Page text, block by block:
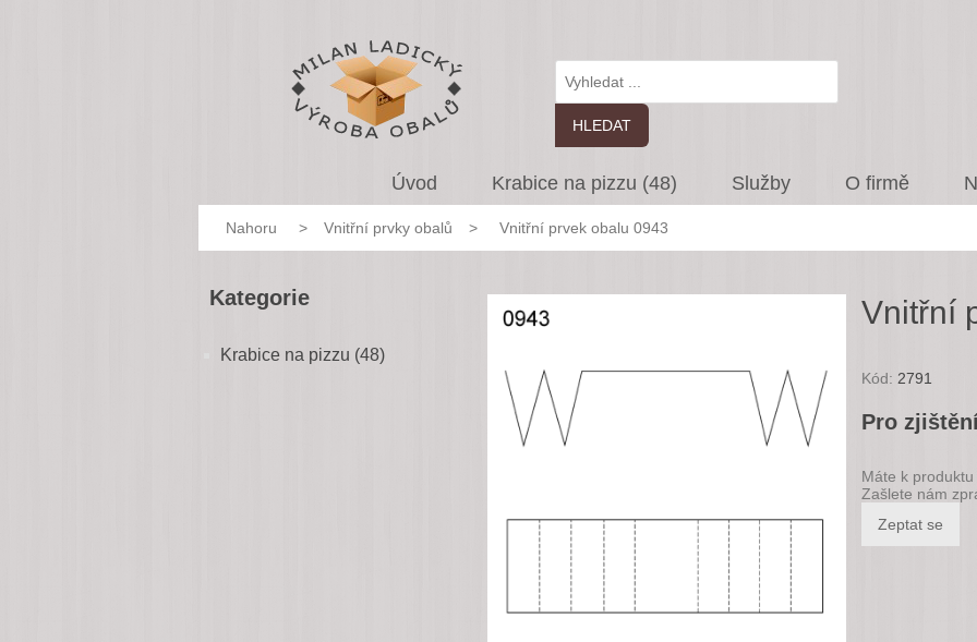
Úvod Krabice na pizzu (48) Služby O firmě
Nahoru > Vnitřní prvky obalů > Vnitřní prvek obalu 0943
Kategorie
Krabice na pizzu (48)
Vnitřní
Kód: 2791
Pro
Máte k
Zašlete nám